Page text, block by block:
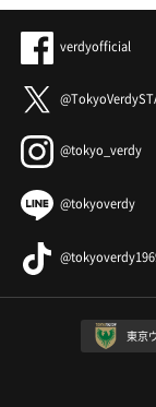
verdyofficial
@tokyo_verdy
@tokyoverdy
東京